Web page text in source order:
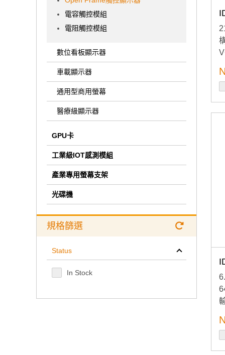
電容觸控模組
電阻觸控模組
數位看板顯示器
車載顯示器
通用型商用螢幕
醫療級顯示器
GPU卡
工業級IOT感測模組
產業專用螢幕支架
光碟機
規格篩選
Status
In Stock